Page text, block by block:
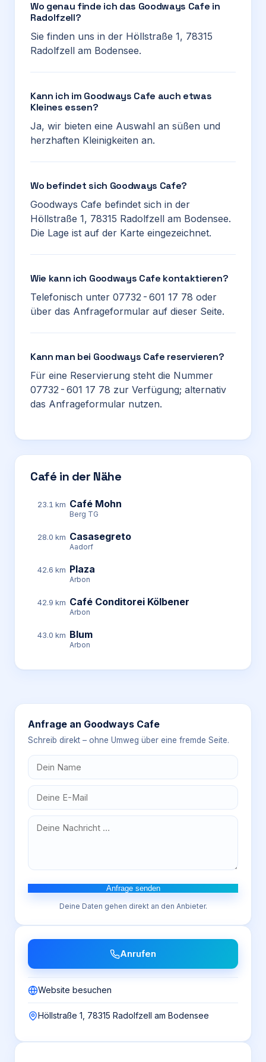
Wo genau finde ich das Goodways Cafe in
Radolfzell?
Sie finden uns in der Höllstraße 1, 78315
Radolfzell am Bodensee.
Kann ich im Goodways Cafe auch etwas
Kleines essen?
Ja, wir bieten eine Auswahl an süßen und
herzhaften Kleinigkeiten an.
Wo befindet sich Goodways Cafe?
Goodways Cafe befindet sich in der
Höllstraße 1, 78315 Radolfzell am Bodensee.
Die Lage ist auf der Karte eingezeichnet.
Wie kann ich Goodways Cafe kontaktieren?
Telefonisch unter 07732 - 601 17 78 oder
über das Anfrageformular auf dieser Seite.
Kann man bei Goodways Cafe reservieren?
Für eine Reservierung steht die Nummer
07732 - 601 17 78 zur Verfügung; alternativ
das Anfrageformular nutzen.
Café in der Nähe
23.1 km Café Mohn
Berg TG
28.0 km Casasegreto
Aadorf
42.6 km Plaza
Arbon
42.9 km Café Conditorei Kölbener
Arbon
43.0 km Blum
Arbon
Anfrage an Goodways Cafe
Schreib direkt – ohne Umweg über eine fremde Seite.
Anfrage senden
Deine Daten gehen direkt an den Anbieter.
Anrufen
Website besuchen
Höllstraße 1, 78315 Radolfzell am Bodensee